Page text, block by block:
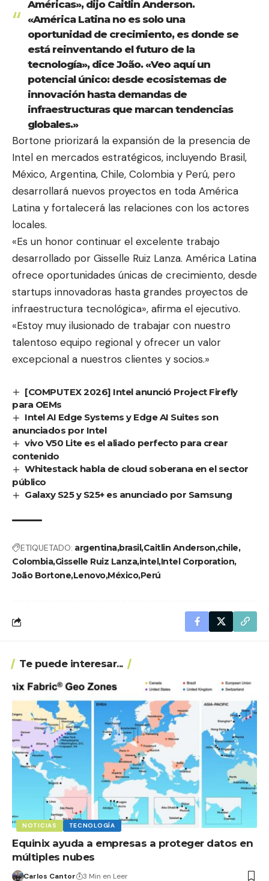
Américas», dijo Caitlin Anderson.
«América Latina no es solo una
oportunidad de crecimiento, es donde se
está reinventando el futuro de la
tecnología», dice João. «Veo aquí un
potencial único: desde ecosistemas de
innovación hasta demandas de
infraestructuras que marcan tendencias
globales.»
Bortone priorizará la expansión de la presencia de
Intel en mercados estratégicos, incluyendo Brasil,
México, Argentina, Chile, Colombia y Perú, pero
desarrollará nuevos proyectos en toda América
Latina y fortalecerá las relaciones con los actores
locales.
«Es un honor continuar el excelente trabajo
desarrollado por Gisselle Ruiz Lanza. América Latina
ofrece oportunidades únicas de crecimiento, desde
startups innovadoras hasta grandes proyectos de
infraestructura tecnológica», afirma el ejecutivo.
«Estoy muy ilusionado de trabajar con nuestro
talentoso equipo regional y ofrecer un valor
excepcional a nuestros clientes y socios.»
[COMPUTEX 2026] Intel anunció Project Firefly
para OEMs
Intel AI Edge Systems y Edge AI Suites son
anunciados por Intel
vivo V50 Lite es el aliado perfecto para crear
contenido
Whitestack habla de cloud soberana en el sector
público
Galaxy S25 y S25+ es anunciado por Samsung
ETIQUETADO: argentinabrasil Caitlin Anderson chile
ColombiaGisselle Ruiz Lanzaintel Intel Corporation
João BortoneLenovoMéxicoPerú
Te puede interesar...
NOTICIAS TECNOLOGÍA
Equinix ayuda a empresas a proteger datos en
múltiples nubes
Carlos Cantor 3 Min en Leer